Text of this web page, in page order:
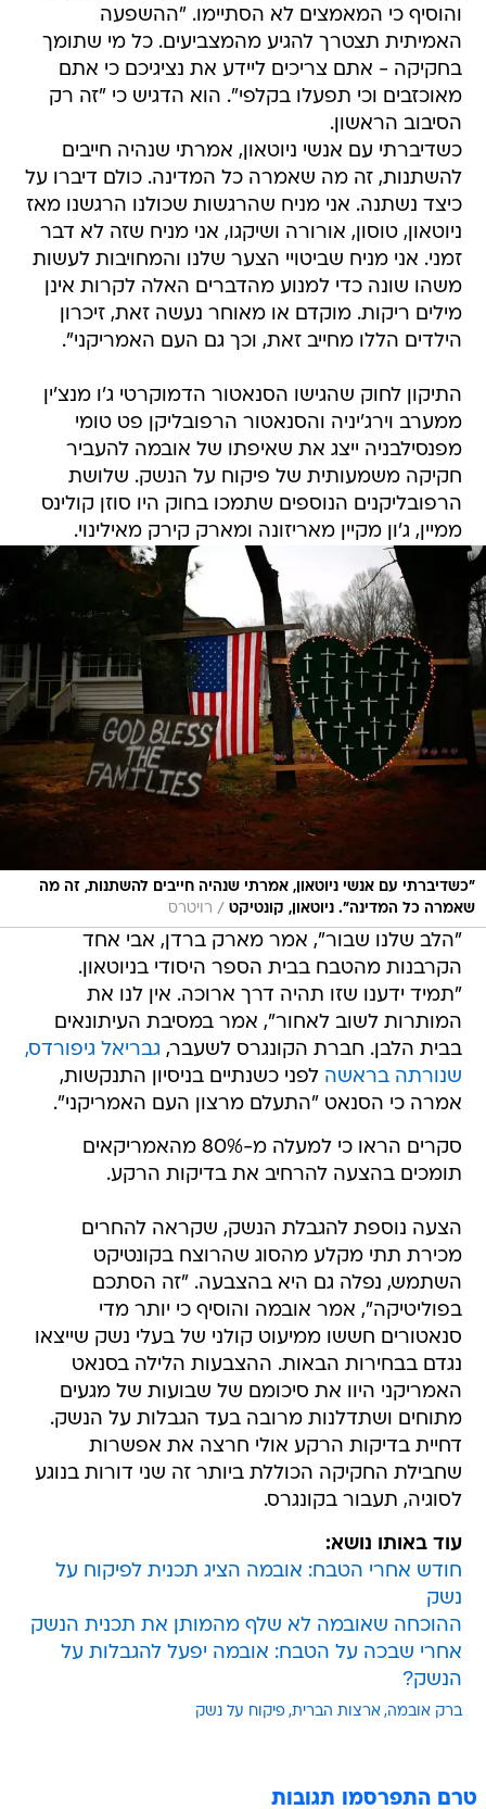
והוסיף כי המאמצים לא הסתיימו. "ההשפעה
האמיתית תצטרך להגיע מהמצביעים. כל מי שתומך
בחקיקה - אתם צריכים ליידע את נציגיכם כי אתם
מאוכזבים וכי תפעלו בקלפי". הוא הדגיש כי "זה רק
הסיבוב הראשון.
כשדיברתי עם אנשי ניוטאון, אמרתי שנהיה חייבים
להשתנות, זה מה שאמרה כל המדינה. כולם דיברו על
כיצד נשתנה. אני מניח שהרגשות שכולנו הרגשנו מאז
ניוטאון, טוסון, אורורה ושיקגו, אני מניח שזה לא דבר
זמני. אני מניח שביטויי הצער שלנו והמחויבות לעשות
משהו שונה כדי למנוע מהדברים האלה לקרות אינן
מילים ריקות. מוקדם או מאוחר נעשה זאת, זיכרון
הילדים הללו מחייב זאת, וכך גם העם האמריקני".
התיקון לחוק שהגישו הסנאטור הדמוקרטי ג'ו מנצ'ין
ממערב וירג'יניה והסנאטור הרפובליקן פט טומי
מפנסילבניה ייצג את שאיפתו של אובמה להעביר
חקיקה משמעותית של פיקוח על הנשק. שלושת
הרפובליקנים הנוספים שתמכו בחוק היו סוזן קולינס
ממיין, ג'ון מקיין מאריזונה ומארק קירק מאילינוי.
"כשדיברתי עם אנשי ניוטאון, אמרתי שנהיה חייבים להשתנות, זה מה
שאמרה כל המדינה". ניוטאון, קונטיקט / רויטרס
"הלב שלנו שבור", אמר מארק ברדן, אבי אחד
הקרבנות מהטבח בבית הספר היסודי בניוטאון.
"תמיד ידענו שזו תהיה דרך ארוכה. אין לנו את
המותרות לשוב לאחור", אמר במסיבת העיתונאים
בבית הלבן. חברת הקונגרס לשעבר, גבריאל גיפורדס,
שנורתה בראשה לפני כשנתיים בניסיון התנקשות,
אמרה כי הסנאט "התעלם מרצון העם האמריקני".
סקרים הראו כי למעלה מ-80% מהאמריקאים
תומכים בהצעה להרחיב את בדיקות הרקע.
הצעה נוספת להגבלת הנשק, שקראה להחרים
מכירת תתי מקלע מהסוג שהרוצח בקונטיקט
השתמש, נפלה גם היא בהצבעה. "זה הסתכם
בפוליטיקה", אמר אובמה והוסיף כי יותר מדי
סנאטורים חששו ממיעוט קולני של בעלי נשק שייצאו
נגדם בבחירות הבאות. ההצבעות הלילה בסנאט
האמריקני היוו את סיכומם של שבועות של מגעים
מתוחים ושתדלנות מרובה בעד הגבלות על הנשק.
דחיית בדיקות הרקע אולי חרצה את אפשרות
שחבילת החקיקה הכוללת ביותר זה שני דורות בנוגע
לסוגיה, תעבור בקונגרס.
עוד באותו נושא:
חודש אחרי הטבח: אובמה הציג תכנית לפיקוח על
נשק
ההוכחה שאובמה לא שלף מהמותן את תכנית הנשק
אחרי שבכה על הטבח: אובמה יפעל להגבלות על
הנשק?
ברק אובמה ארצות הברית פיקוח על נשק
טרם התפרסמו תגובות